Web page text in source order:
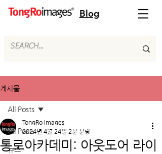
Blog
게시물
All Posts
뉴스
All Posts
통로아카데미: 아웃도어 라이
TongRo Images
2024년 4월 24일 2분 분량